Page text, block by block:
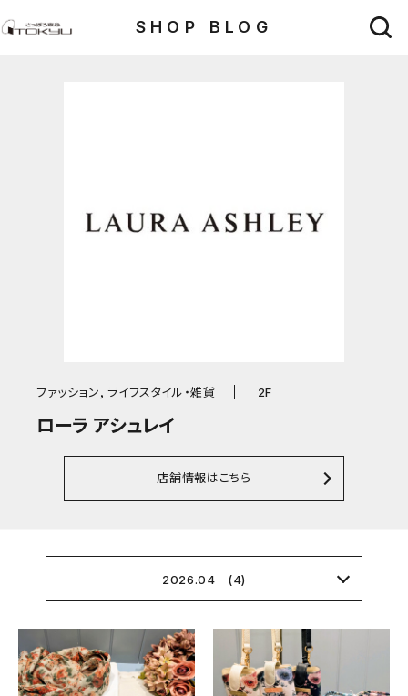
SHOP BLOG
ファッション, ライフスタイル・雑貨 2F
ローラ アシュレイ
店舗情報はこちら
2026.04 (4)